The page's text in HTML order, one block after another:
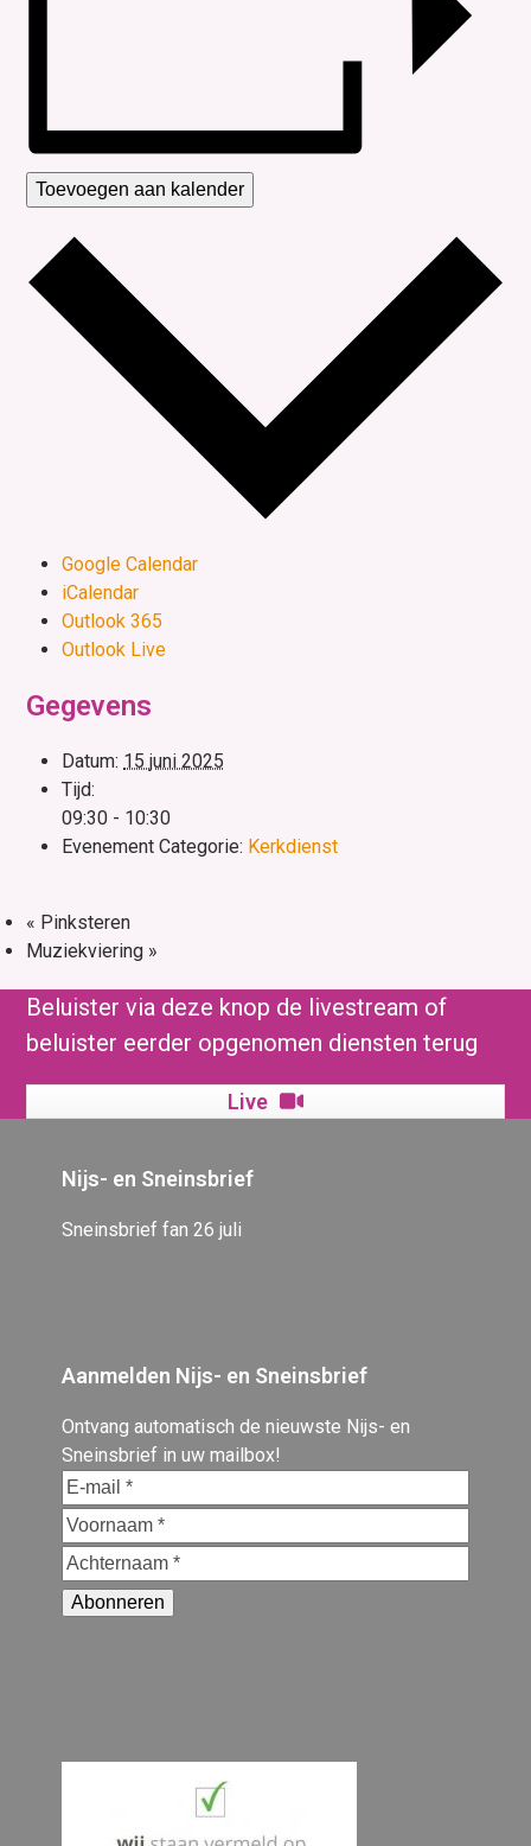
Toevoegen aan kalender
Google Calendar
iCalendar
Outlook 365
Outlook Live
Gegevens
Datum: 15 juni 2025
Tijd:
09:30 - 10:30
Evenement Categorie: Kerkdienst
« Pinksteren
Muziekviering »
Beluister via deze knop de livestream of
beluister eerder opgenomen diensten terug
Live
Nijs- en Sneinsbrief
Sneinsbrief fan 26 juli
Aanmelden Nijs- en Sneinsbrief
Ontvang automatisch de nieuwste Nijs- en
Sneinsbrief in uw mailbox!